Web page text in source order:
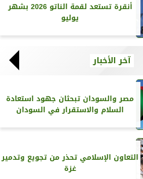
أنقرة تستعد لقمة الناتو 2026 بشهر
يوليو
آخر الأخبار
مصر والسودان تبحثان جهود استعادة
السلام والاستقرار في السودان
التعاون الإسلامي تحذر من تجويع وتدمير
غزة